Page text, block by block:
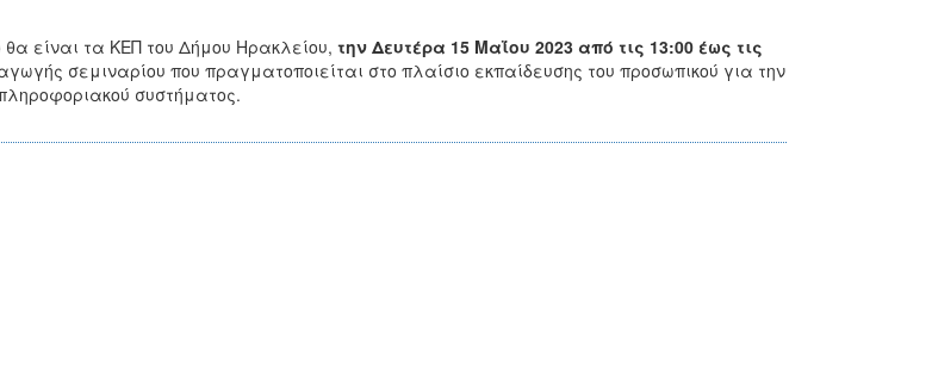
θα είναι τα ΚΕΠ του Δήμου Ηρακλείου, την Δευτέρα 15 Μαΐου 2023 από τις 13:00 έως τις
σεμιναρίου που πραγματοποιείται στο πλαίσιο εκπαίδευσης του προσωπικού για την
συστήματος.